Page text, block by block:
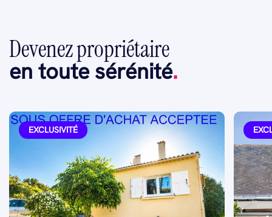
Devenez propriétaire
en toute sérénité.
EXCLUSIVITÉ